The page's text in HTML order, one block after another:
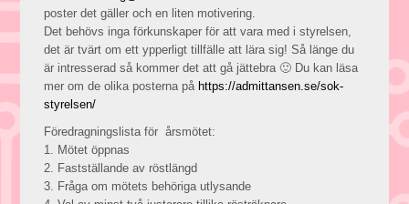
poster det gäller och en liten motivering.
Det behövs inga förkunskaper för att vara med i styrelsen,
det är tvärt om ett ypperligt tillfälle att lära sig! Så länge du
är intresserad så kommer det att gå jättebra 🙂 Du kan läsa
mer om de olika posterna på https://admittansen.se/sok-
styrelsen/
Föredragningslista förårsmötet:
1. Mötet öppnas
2. Fastställande av röstlängd
3. Fråga om mötets behöriga utlysande